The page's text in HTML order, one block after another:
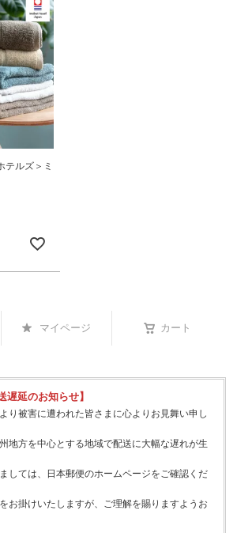
テルズ＞ミ
マイページ カート
遅延のお知らせ】
り被害に遭われた皆さまに心よりお見舞い申し
地方を中心とする地域で配送に大幅な遅れが生
しては、日本郵便のホームページをご確認くだ
お掛けいたしますが、ご理解を賜りますようお